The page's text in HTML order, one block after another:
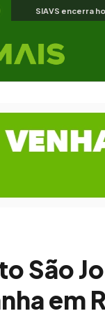
São
em